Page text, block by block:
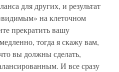
для других, и результат
на клеточном
прекратить вашу
тогда я скажу вам,
вы должны сделать,
И все сразу